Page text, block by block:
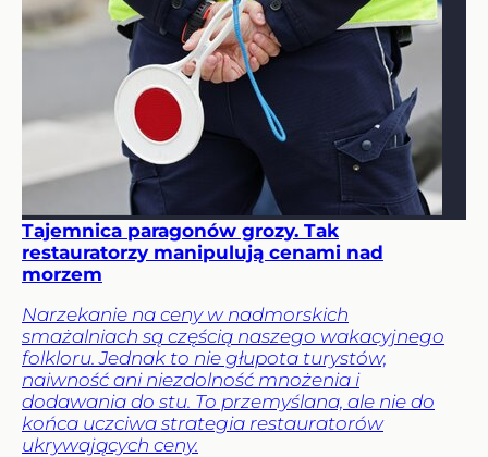
Tajemnica paragonów grozy. Tak
restauratorzy manipulują cenami nad
morzem
Narzekanie na ceny w nadmorskich
smażalniach są częścią naszego wakacyjnego
folkloru. Jednak to nie głupota turystów,
naiwność ani niezdolność mnożenia i
dodawania do stu. To przemyślana, ale nie do
końca uczciwa strategia restauratorów
ukrywających ceny.